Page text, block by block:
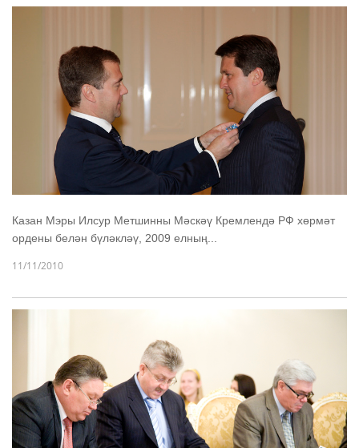
Казан Мэры Илсур Метшинны Мәскәү Кремлендә РФ хөрмәт
ордены белән бүләкләү, 2009 елның...
11/11/2010